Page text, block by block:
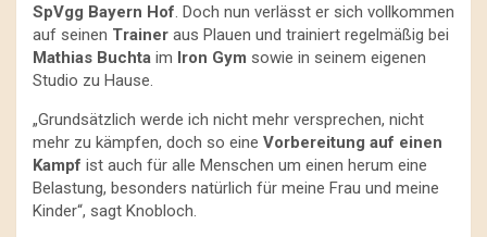
SpVgg Bayern Hof. Doch nun verlässt er sich vollkommen
auf seinen Trainer aus Plauen und trainiert regelmäßig bei
Mathias Buchta im Iron Gym sowie in seinem eigenen
Studio zu Hause.
„Grundsätzlich werde ich nicht mehr versprechen, nicht
mehr zu kämpfen, doch so eine Vorbereitung auf einen
Kampf ist auch für alle Menschen um einen herum eine
Belastung, besonders natürlich für meine Frau und meine
Kinder“, sagt Knobloch.